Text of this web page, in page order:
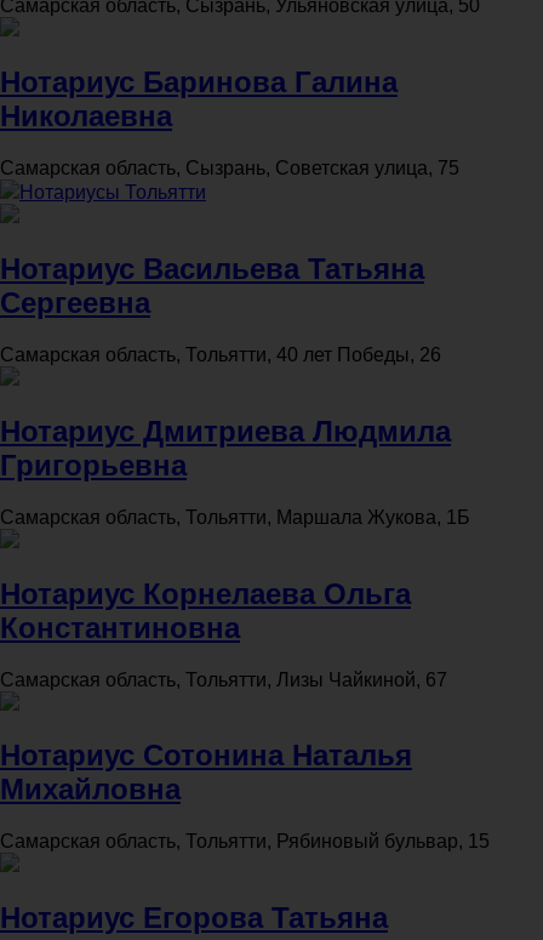
Самарская область, Сызрань, Ульяновская улица, 50
Нотариус Баринова Галина
Николаевна
Самарская область, Сызрань, Советская улица, 75
Нотариусы Тольятти
Нотариус Васильева Татьяна
Сергеевна
Самарская область, Тольятти, 40 лет Победы, 26
Нотариус Дмитриева Людмила
Григорьевна
Самарская область, Тольятти, Маршала Жукова, 1Б
Нотариус Корнелаева Ольга
Константиновна
Самарская область, Тольятти, Лизы Чайкиной, 67
Нотариус Сотонина Наталья
Михайловна
Самарская область, Тольятти, Рябиновый бульвар, 15
Нотариус Егорова Татьяна